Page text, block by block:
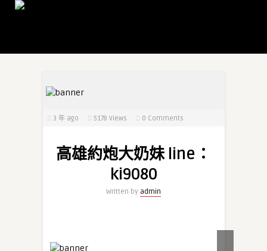
3 年 ago 5178 Views 0 Comments
高雄約炮大奶妹 line：
ki9080
Written by admin